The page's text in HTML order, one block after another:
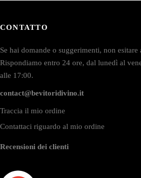
CONTATTO
Se hai domande o suggerimenti, non esitare
Rispondiamo entro 24 ore, dal lunedì al
alle 17:00.
contact@bevitoridivino.it
Traccia il mio ordine
Contattaci riguardo al mio ordine
Recensioni dei clienti